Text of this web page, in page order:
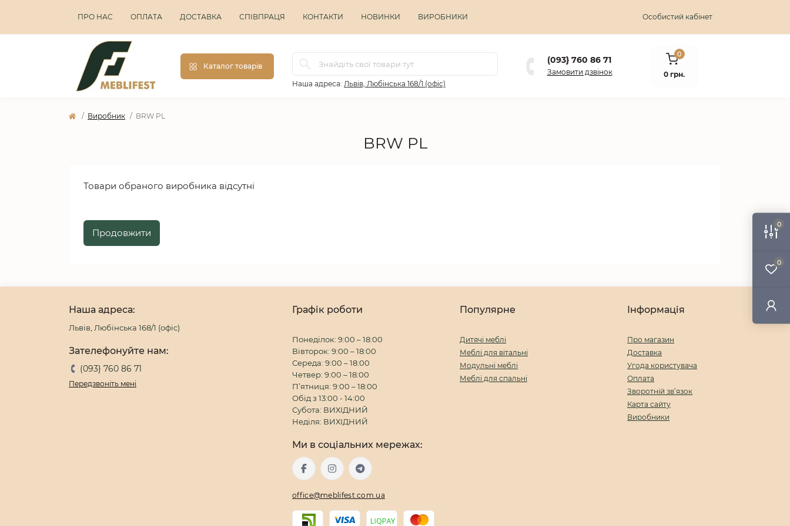
0
0
ПРО НАС ОПЛАТА ДОСТАВКА СПІВПРАЦЯ КОНТАКТИ НОВИНКИ ВИРОБНИКИ Особистий кабінет
Каталог товарів
Наша адреса: Львів, Любінська 168/1 (офіс)
(093} 760 86 71
Замовити дзвінок
0
0 грн.
Виробник BRW PL
BRW PL
Товари обраного виробника відсутні
Продовжити
Наша адреса:
Львів, Любінська 168/1 (офіс)
Зателефонуйте нам:
(093} 760 86 71
Передзвоніть мені
Графік роботи
Понеділок: 9:00 – 18:00
Вівторок: 9:00 – 18:00
Середа: 9:00 – 18:00
Четвер: 9:00 – 18:00
П’ятниця: 9:00 – 18:00
Обід з 13:00 - 14:00
Субота: ВИХІДНИЙ
Неділя: ВИХІДНИЙ
Ми в соціальних мережах:
office@meblifest.com.ua
Популярне
Дитячі меблі
Меблі для вітальні
Модульні меблі
Меблі для спальні
Інформація
Про магазин
Доставка
Угода користувача
Оплата
Зворотній зв’язок
Карта сайту
Виробники